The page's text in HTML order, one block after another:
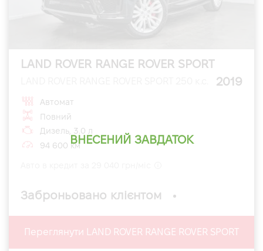
ВНЕСЕНИЙ ЗАВДАТОК
LAND ROVER RANGE ROVER SPORT
2019
Автомат
Повний
Дизель, 3.0 л
94 600 км
Заброньовано клієнтом
Переглянути LAND ROVER RANGE ROVER SPORT